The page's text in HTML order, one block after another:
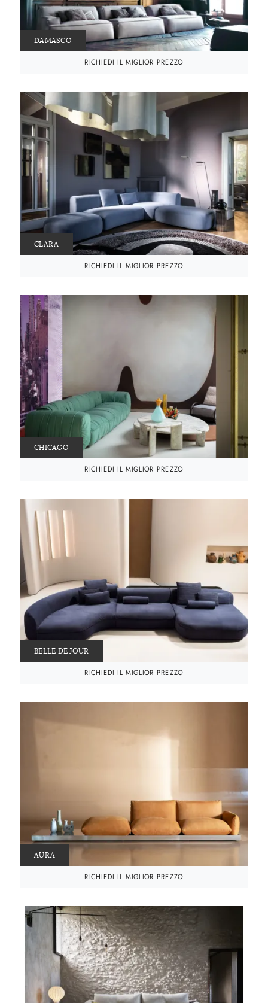
DAMASCO
RICHIEDI IL MIGLIOR PREZZO
CLARA
RICHIEDI IL MIGLIOR PREZZO
CHICAGO
RICHIEDI IL MIGLIOR PREZZO
BELLE DE JOUR
RICHIEDI IL MIGLIOR PREZZO
AURA
RICHIEDI IL MIGLIOR PREZZO